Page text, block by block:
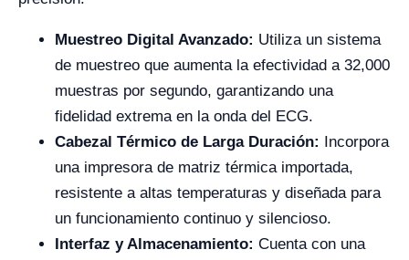
Muestreo Digital Avanzado: Utiliza un sistema
de muestreo que aumenta la efectividad a 32,000
muestras por segundo, garantizando una
fidelidad extrema en la onda del ECG.
Cabezal Térmico de Larga Duración: Incorpora
una impresora de matriz térmica importada,
resistente a altas temperaturas y diseñada para
un funcionamiento continuo y silencioso.
Interfaz y Almacenamiento: Cuenta con una